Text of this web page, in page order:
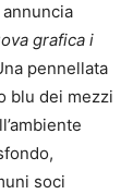
annuncia
grafica i
pennellata
blu dei mezzi
soci